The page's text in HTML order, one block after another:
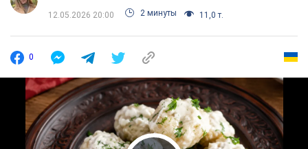
12.05.2026 20:00 2 минуты 11,0 т.
0